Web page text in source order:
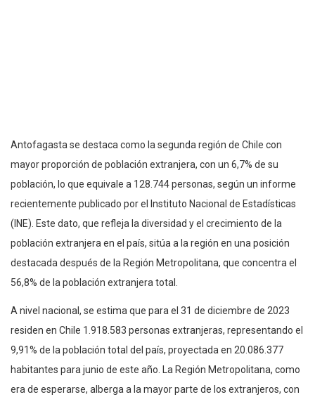
Antofagasta se destaca como la segunda región de Chile con
mayor proporción de población extranjera, con un 6,7% de su
población, lo que equivale a 128.744 personas, según un informe
recientemente publicado por el Instituto Nacional de Estadísticas
(INE). Este dato, que refleja la diversidad y el crecimiento de la
población extranjera en el país, sitúa a la región en una posición
destacada después de la Región Metropolitana, que concentra el
56,8% de la población extranjera total.
A nivel nacional, se estima que para el 31 de diciembre de 2023
residen en Chile 1.918.583 personas extranjeras, representando el
9,91% de la población total del país, proyectada en 20.086.377
habitantes para junio de este año. La Región Metropolitana, como
era de esperarse, alberga a la mayor parte de los extranjeros, con